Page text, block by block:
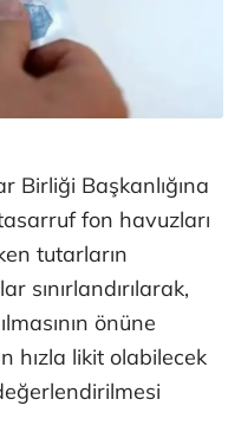
Birliği Başkanlığına
fon havuzları
tutarların
sınırlandırılarak,
önüne
hızla likit olabilecek